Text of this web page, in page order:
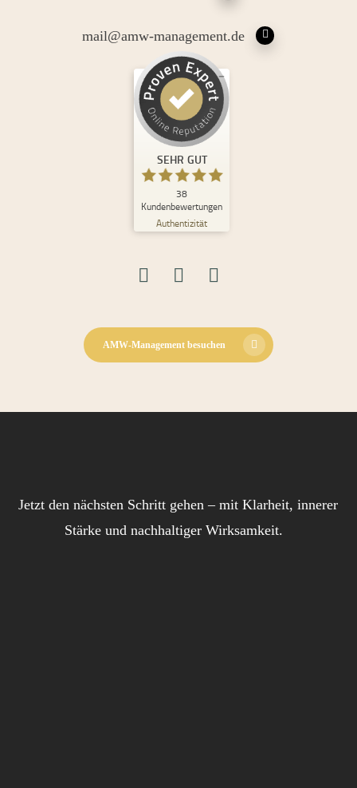
mail@amw-management.de
SEHR GUT
38
Kundenbewertungen
Authentizität
Kundenbewertungen und Erfahrungen zu
Andrea Maria Waden
Empfehlungen auf
ProvenExpert.com
SEHR GUT
30
8
AMW-Management besuchen
Jetzt den nächsten Schritt gehen – mit Klarheit, innerer
Stärke und nachhaltiger Wirksamkeit.